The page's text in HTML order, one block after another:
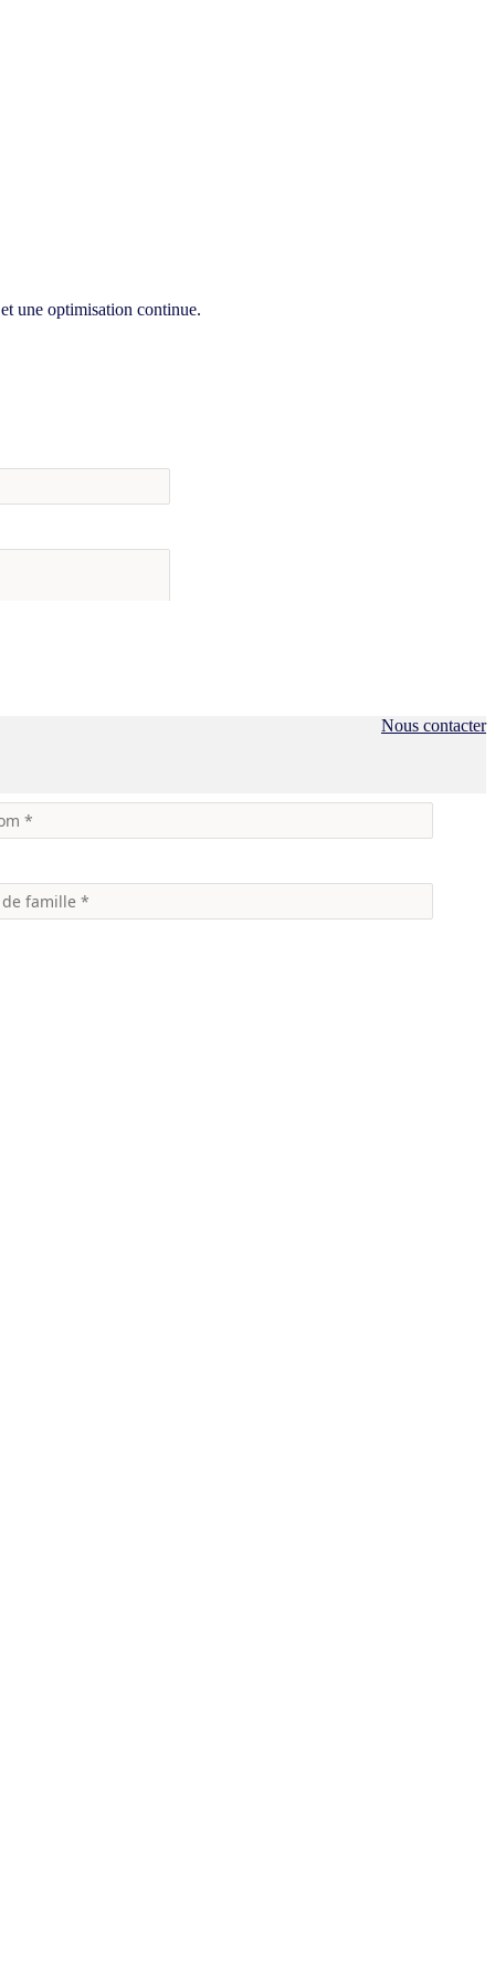
une optimisation continue.
Nous contacter